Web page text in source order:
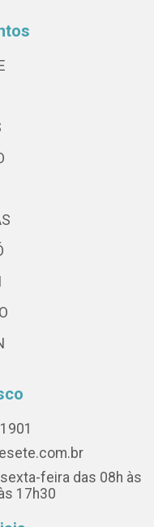
feira das 08h às
17h30